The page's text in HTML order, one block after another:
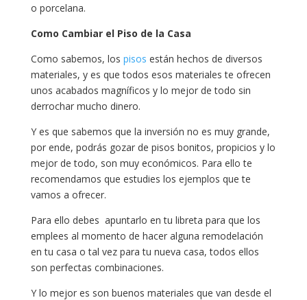
o porcelana.
Como Cambiar el Piso de la Casa
Como sabemos, los pisos están hechos de diversos
materiales, y es que todos esos materiales te ofrecen
unos acabados magníficos y lo mejor de todo sin
derrochar mucho dinero.
Y es que sabemos que la inversión no es muy grande,
por ende, podrás gozar de pisos bonitos, propicios y lo
mejor de todo, son muy económicos. Para ello te
recomendamos que estudies los ejemplos que te
vamos a ofrecer.
Para ello debes apuntarlo en tu libreta para que los
emplees al momento de hacer alguna remodelación
en tu casa o tal vez para tu nueva casa, todos ellos
son perfectas combinaciones.
Y lo mejor es son buenos materiales que van desde el